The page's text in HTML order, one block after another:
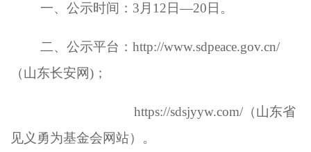
一、公示时间：3月12日—20日。
二、公示平台：http://www.sdpeace.gov.cn/
（山东长安网)；
https://sdsjyyw.com/（山东省
见义勇为基金会网站）。